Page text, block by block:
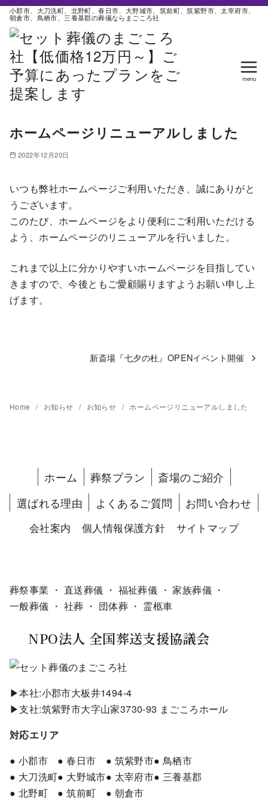
コ小郡市、大刀洗町、北野町、春日市、大野城市、筑前町、筑紫野市、太宰府市、
朝倉市、鳥栖市、三養基郡の葬儀ならまごころ社
ホームページリニューアルしました
2022年12月20日
いつも弊社ホームページご利用いただき、誠にありがと
うございます。
このたび、ホームページをより便利にご利用いただける
よう、ホームページのリニューアルを行いました。
これまで以上に分かりやすいホームページを目指してい
きますので、今後ともご愛顧賜りますようお願い申し上
げます。
新斎場『七夕の杜』OPENイベント開催
Home お知らせ お知らせ ホームページリニューアルしました
ホーム 葬祭プラン
斎場のご紹介
選ばれる理由
よくあるご質問 お問い合わせ
会社案内 個人情報保護方針 サイトマップ
葬祭事業 ・ 直送葬儀 ・ 福祉葬儀 ・ 家族葬儀 ・
一般葬儀 ・ 社葬 ・ 団体葬 ・ 霊柩車
NPO法人 全国葬送支援協議会
▶本社:小郡市大板井1494-4
▶支社:筑紫野市大字山家3730-93 まごころホール
対応エリア
● 小郡市
● 大刀洗町
● 北野町
● 春日市
● 大野城市
● 筑前町
● 筑紫野市
● 太宰府市
● 朝倉市
● 鳥栖市
● 三養基郡